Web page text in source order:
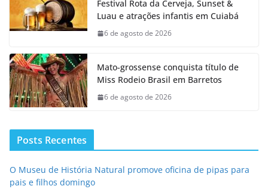
Festival Rota da Cerveja, Sunset &
Luau e atrações infantis em Cuiabá
6 de agosto de 2026
Mato-grossense conquista título de
Miss Rodeio Brasil em Barretos
6 de agosto de 2026
Posts Recentes
O Museu de História Natural promove oficina de pipas para
pais e filhos domingo